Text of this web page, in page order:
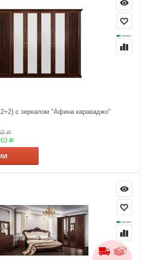
с зеркалом "Афина караваджо"
Р
Р